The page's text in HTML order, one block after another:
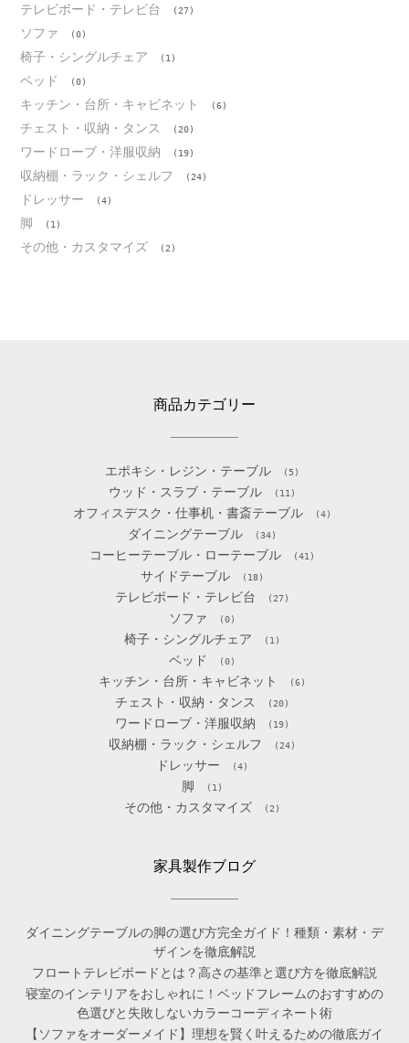
テレビボード・テレビ台 (27)
ソファ (0)
椅子・シングルチェア (1)
ベッド (0)
キッチン・台所・キャビネット (6)
チェスト・収納・タンス (20)
ワードローブ・洋服収納 (19)
収納棚・ラック・シェルフ (24)
ドレッサー (4)
脚 (1)
その他・カスタマイズ (2)
商品カテゴリー
エポキシ・レジン・テーブル (5)
ウッド・スラブ・テーブル (11)
オフィスデスク・仕事机・書斎テーブル (4)
ダイニングテーブル (34)
コーヒーテーブル・ローテーブル (41)
サイドテーブル (18)
テレビボード・テレビ台 (27)
ソファ (0)
椅子・シングルチェア (1)
ベッド (0)
キッチン・台所・キャビネット (6)
チェスト・収納・タンス (20)
ワードローブ・洋服収納 (19)
収納棚・ラック・シェルフ (24)
ドレッサー (4)
脚 (1)
その他・カスタマイズ (2)
家具製作ブログ
ダイニングテーブルの脚の選び方完全ガイド！種類・素材・デ
ザインを徹底解説
フロートテレビボードとは？高さの基準と選び方を徹底解説
寝室のインテリアをおしゃれに！ベッドフレームのおすすめの
色選びと失敗しないカラーコーディネート術
【ソファをオーダーメイド】理想を賢く叶えるための徹底ガイ